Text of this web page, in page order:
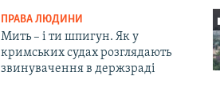
ПРАВА ЛЮДИНИ
Мить – і ти шпигун. Як у
кримських судах розглядають
звинувачення в держзраді